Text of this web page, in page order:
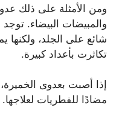
ومن الأمثلة على ذلك
والمبيضات البيضاء.
شائع على الجلد، ولكنها
تكاثرت بأعداد كبيرة.
إذا أصبت بعدوى
مضادًا للفطريات لعلاجها.